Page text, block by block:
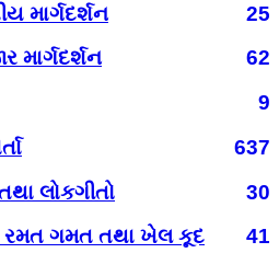
માર્ગદર્શન
25
માર્ગદર્શન
62
9
637
લોકગીતો
30
રમત ગમત તથા ખેલ કૂદ
41